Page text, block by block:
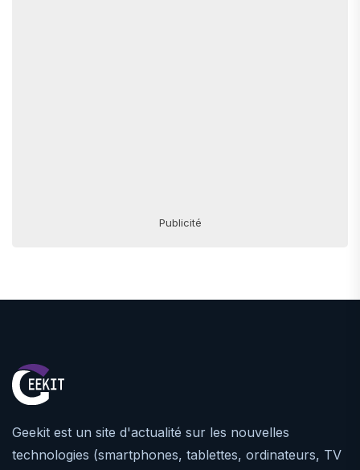
Publicité
Geekit est un site d'actualité sur les nouvelles
technologies (smartphones, tablettes, ordinateurs, TV